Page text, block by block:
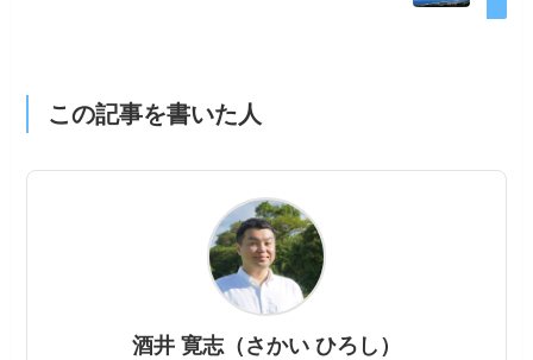
この記事を書いた人
酒井 寛志（さかい ひろし）